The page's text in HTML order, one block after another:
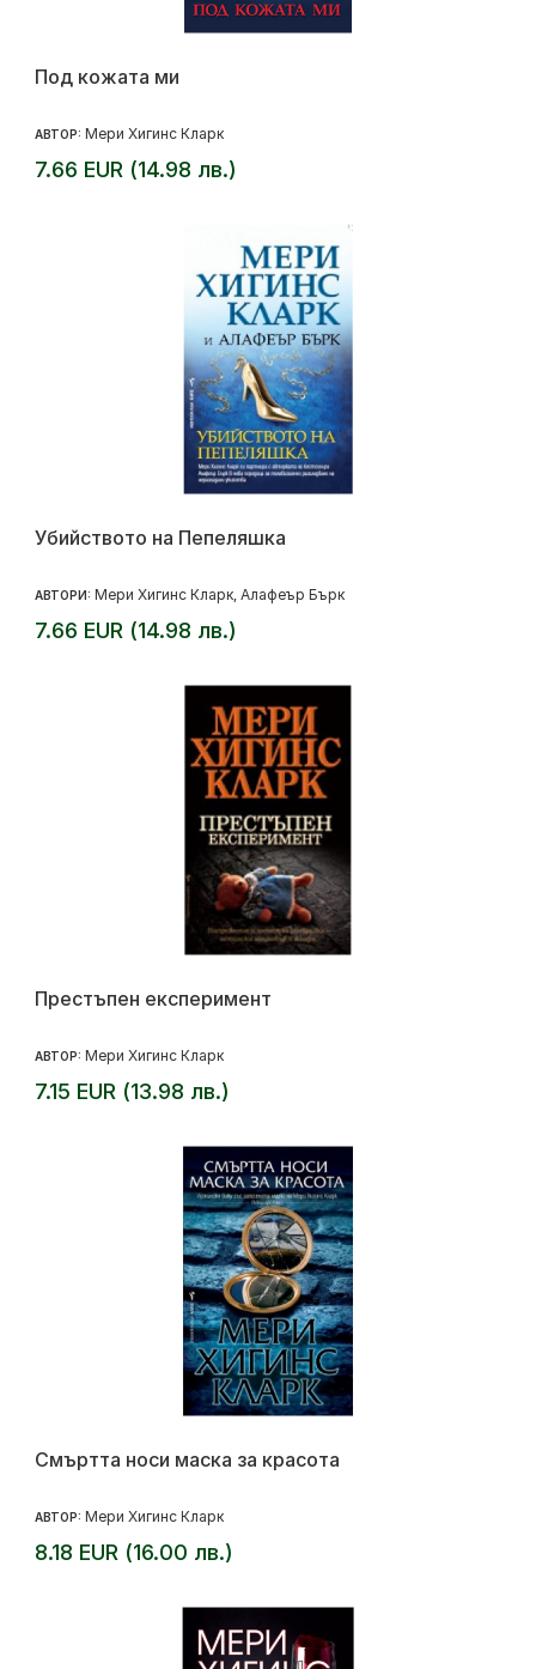
Под кожата ми
АВТОР: Мери Хигинс Кларк
7.66 EUR (14.98 лв.)
Убийството на Пепеляшка
АВТОРИ: Мери Хигинс Кларк Алафеър Бърк
7.66 EUR (14.98 лв.)
Престъпен експеримент
АВТОР: Мери Хигинс Кларк
7.15 EUR (13.98 лв.)
Смъртта носи маска за красота
АВТОР: Мери Хигинс Кларк
8.18 EUR (16.00 лв.)